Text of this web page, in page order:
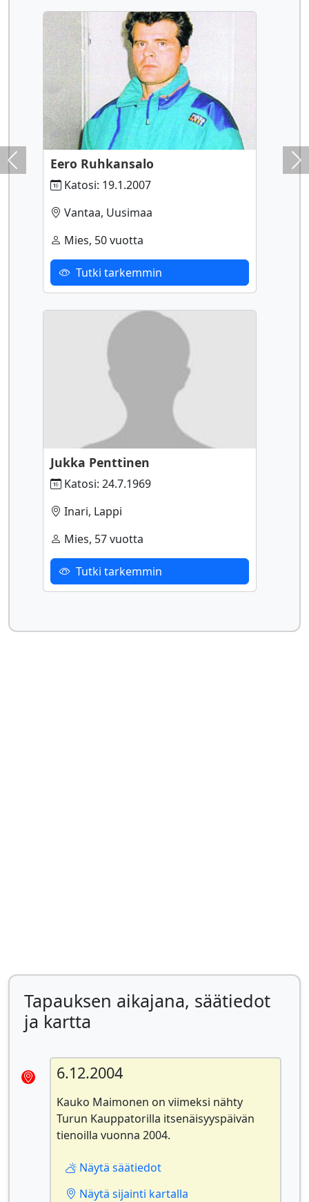
Eero Ruhkansalo
Katosi: 19.1.2007
Vantaa, Uusimaa
Mies, 50 vuotta
Tutki tarkemmin
Jukka Penttinen
Katosi: 24.7.1969
Inari, Lappi
Mies, 57 vuotta
Tutki tarkemmin
Previous
Tapauksen aikajana, säätiedot
ja kartta
6.12.2004
Kauko Maimonen on viimeksi nähty
Turun Kauppatorilla itsenäisyyspäivän
tienoilla vuonna 2004.
Näytä säätiedot
Näytä sijainti kartalla